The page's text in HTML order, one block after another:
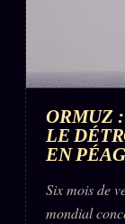
ORMUZ
LE
EN
Six mois de
mondial